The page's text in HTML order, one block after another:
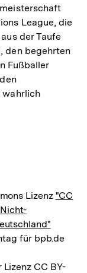
League, die
aus der Taufe
den begehrten
Fußballer
wahrlich
Lizenz "CC
für bpb.de
CC BY-